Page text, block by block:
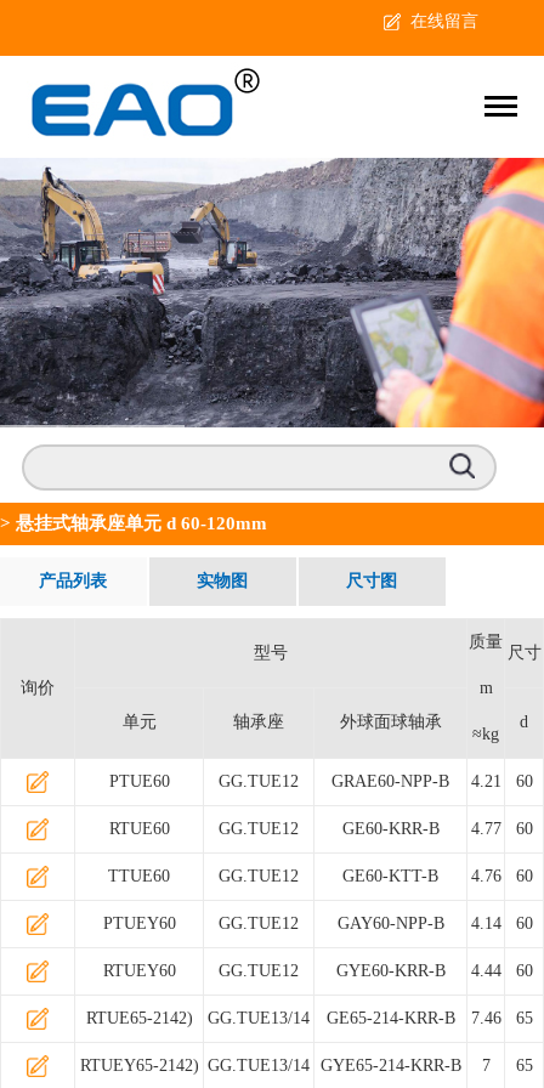
在线留言
> 悬挂式轴承座单元 d 60-120mm
产品列表 实物图 尺寸图
询价
型号
质量
m
≈kg
尺寸
单元 轴承座 外球面球轴承 d
PTUE60 GG.TUE12 GRAE60-NPP-B 4.21 60
RTUE60 GG.TUE12 GE60-KRR-B 4.77 60
TTUE60 GG.TUE12 GE60-KTT-B 4.76 60
PTUEY60 GG.TUE12 GAY60-NPP-B 4.14 60
RTUEY60 GG.TUE12 GYE60-KRR-B 4.44 60
RTUE65-2142) GG.TUE13/14 GE65-214-KRR-B 7.46 65
RTUEY65-2142) GG.TUE13/14 GYE65-214-KRR-B 7 65